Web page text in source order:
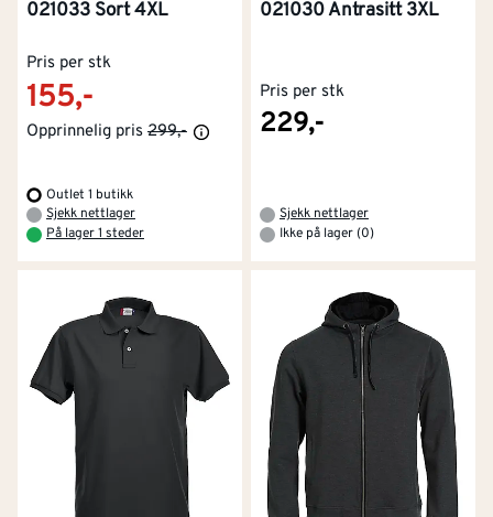
021033 Sort 4XL
Pris per stk
155,-
Opprinnelig pris 299,-
Outlet 1 butikk
Sjekk nettlager
På lager 1 steder
021030 Antrasitt 3XL
Pris per stk
229,-
Sjekk nettlager
Ikke på lager (0)